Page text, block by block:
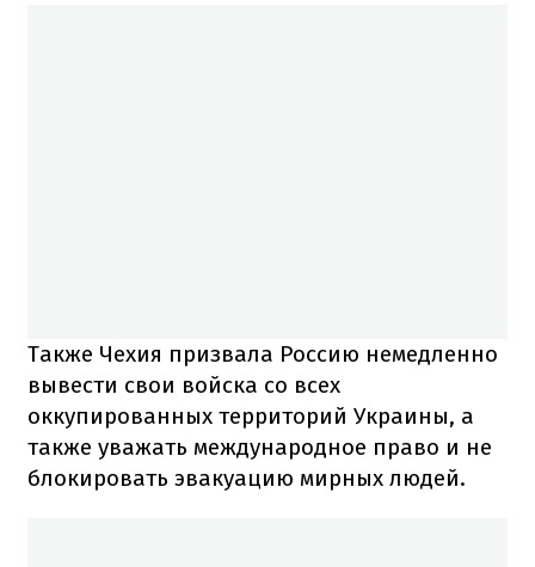
Также Чехия призвала Россию немедленно
вывести свои войска со всех
оккупированных территорий Украины, а
также уважать международное право и не
блокировать эвакуацию мирных людей.